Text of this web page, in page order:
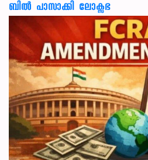
ബിൽ പാസാക്കി ലോക്സഭ